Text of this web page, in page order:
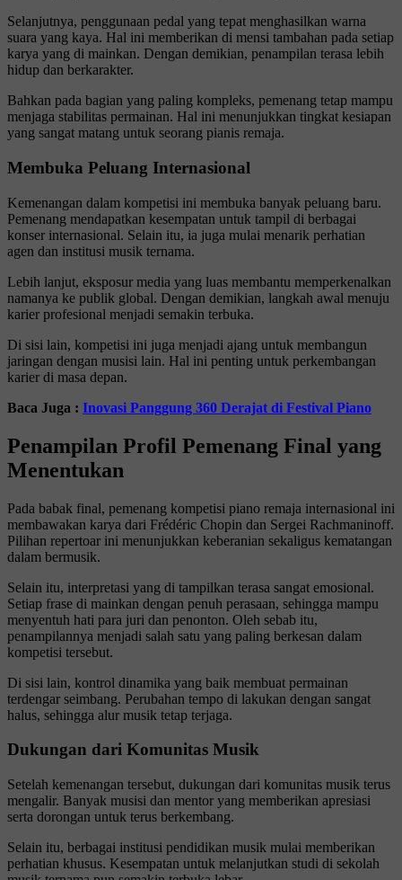
Selanjutnya, penggunaan pedal yang tepat menghasilkan warna
suara yang kaya. Hal ini memberikan di mensi tambahan pada setiap
karya yang di mainkan. Dengan demikian, penampilan terasa lebih
hidup dan berkarakter.
Bahkan pada bagian yang paling kompleks, pemenang tetap mampu
menjaga stabilitas permainan. Hal ini menunjukkan tingkat kesiapan
yang sangat matang untuk seorang pianis remaja.
Membuka Peluang Internasional
Kemenangan dalam kompetisi ini membuka banyak peluang baru.
Pemenang mendapatkan kesempatan untuk tampil di berbagai
konser internasional. Selain itu, ia juga mulai menarik perhatian
agen dan institusi musik ternama.
Lebih lanjut, eksposur media yang luas membantu memperkenalkan
namanya ke publik global. Dengan demikian, langkah awal menuju
karier profesional menjadi semakin terbuka.
Di sisi lain, kompetisi ini juga menjadi ajang untuk membangun
jaringan dengan musisi lain. Hal ini penting untuk perkembangan
karier di masa depan.
Baca Juga : Inovasi Panggung 360 Derajat di Festival Piano
Penampilan Profil Pemenang Final yang
Menentukan
Pada babak final, pemenang kompetisi piano remaja internasional ini
membawakan karya dari Frédéric Chopin dan Sergei Rachmaninoff.
Pilihan repertoar ini menunjukkan keberanian sekaligus kematangan
dalam bermusik.
Selain itu, interpretasi yang di tampilkan terasa sangat emosional.
Setiap frase di mainkan dengan penuh perasaan, sehingga mampu
menyentuh hati para juri dan penonton. Oleh sebab itu,
penampilannya menjadi salah satu yang paling berkesan dalam
kompetisi tersebut.
Di sisi lain, kontrol dinamika yang baik membuat permainan
terdengar seimbang. Perubahan tempo di lakukan dengan sangat
halus, sehingga alur musik tetap terjaga.
Dukungan dari Komunitas Musik
Setelah kemenangan tersebut, dukungan dari komunitas musik terus
mengalir. Banyak musisi dan mentor yang memberikan apresiasi
serta dorongan untuk terus berkembang.
Selain itu, berbagai institusi pendidikan musik mulai memberikan
perhatian khusus. Kesempatan untuk melanjutkan studi di sekolah